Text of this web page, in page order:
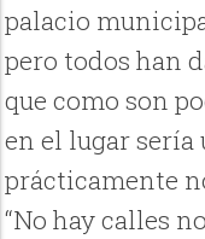
palacio
pero todos han
que como son
en el lugar
prácticamente
“No hay calles